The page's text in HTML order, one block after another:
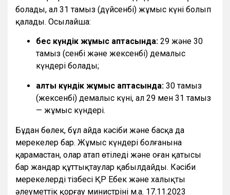
болады, ал 31 тамыз (дүйсенбі) жұмыс күні болып
қалады. Осылайша:
бес күндік жұмыс аптасында: 29 және 30
тамыз (сенбі және жексенбі) демалыс
күндері болады;
алты күндік жұмыс аптасында: 30 тамыз
(жексенбі) демалыс күні, ал 29 мен 31 тамыз
— жұмыс күндері.
Бұдан бөлек, бұл айда кәсіби және басқа да
мерекелер бар. Жұмыс күндері болғанына
қарамастан, олар атап өтіледі және оған қатысы
бар жандар құттықтаулар қабылдайды. Кәсіби
мерекелердің тізбесі ҚР Еңбек және халықты
әлеуметтік қорғау министрінің м.а. 17.11.2023